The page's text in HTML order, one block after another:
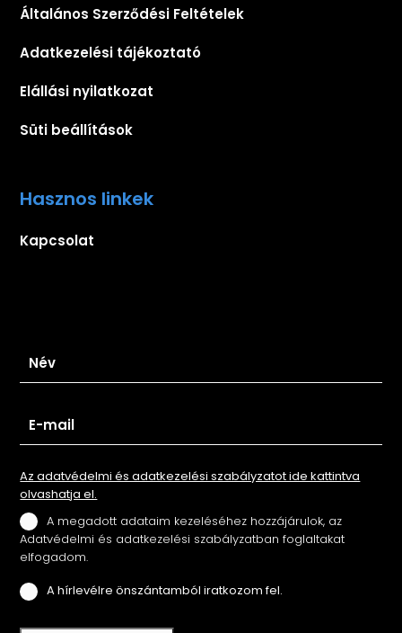
Általános Szerződési Feltételek
Adatkezelési tájékoztató
Elállási nyilatkozat
Süti beállítások
Hasznos linkek
Kapcsolat
Az adatvédelmi és adatkezelési szabályzatot ide kattintva
olvashatja el.
A megadott adataim kezeléséhez hozzájárulok, az
Adatvédelmi és adatkezelési szabályzatban foglaltakat
elfogadom.
A hírlevélre önszántamból iratkozom fel.